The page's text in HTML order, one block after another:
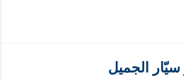
سيّار الجميل